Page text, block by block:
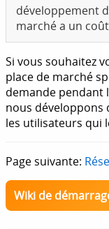
développement
marché a un
Si vous souhaitez
place de marché
demande pendant
nous développons
les utilisateurs qui
Page suivante:
Wiki de